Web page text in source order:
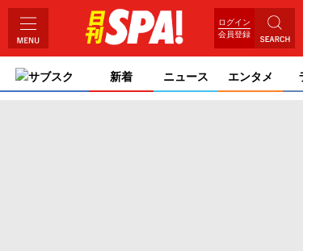
ログイン
会員登録
サブスク 新着 ニュース エンタメ ライ